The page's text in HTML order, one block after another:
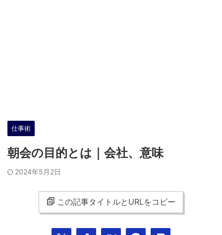
仕事術
朝会の目的とは｜会社、意味
2024年5月2日
この記事タイトルとURLをコピー